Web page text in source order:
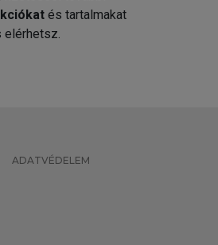
és tartalmakat
elérhetsz.
ADATVÉDELEM